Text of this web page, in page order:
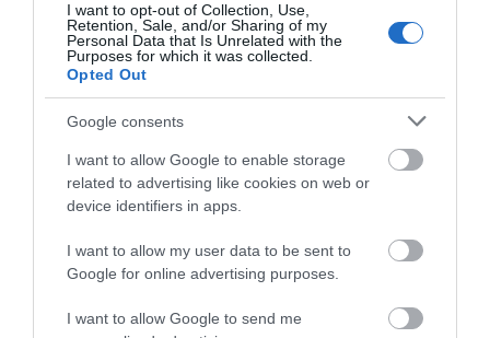
I want to opt-out of Collection, Use,
Retention, Sale, and/or Sharing of my
Personal Data that Is Unrelated with the
Purposes for which it was collected.
Opted Out
Google consents
I want to allow Google to enable storage
related to advertising like cookies on web or
device identifiers in apps.
I want to allow my user data to be sent to
Google for online advertising purposes.
I want to allow Google to send me